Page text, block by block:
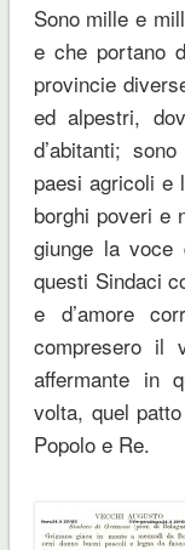
Sono mille e
e che portano
provincie
ed alpestri,
d’abitanti;
paesi agricoli e
borghi poveri e
giunge la voce
questi Sindaci
e d’amore
compresero il
affermante in
volta, quel
Popolo e Re.